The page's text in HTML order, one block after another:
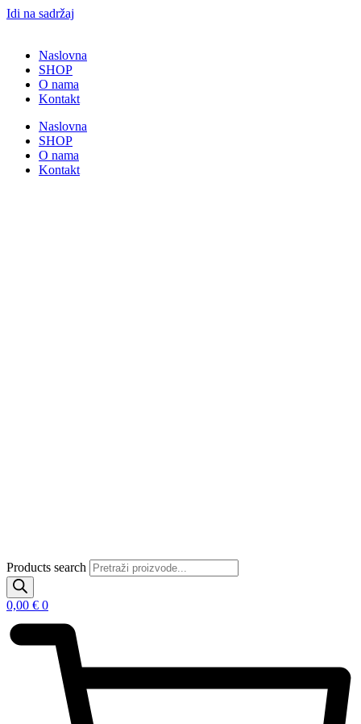
Idi na sadržaj
Naslovna
SHOP
O nama
Kontakt
Naslovna
SHOP
O nama
Kontakt
Products search
0,00 € 0